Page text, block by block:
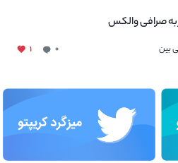
به صرافی والکس
بین ۰ ۱